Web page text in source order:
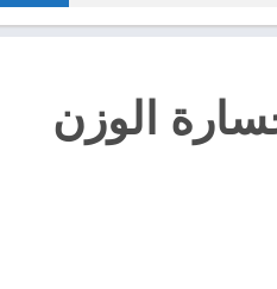
الوزن